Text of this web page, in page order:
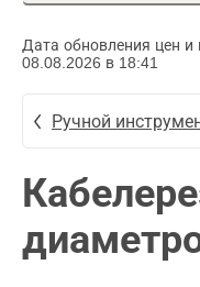
Дата обновления цен и
08.08.2026 в 18:41
Ручной